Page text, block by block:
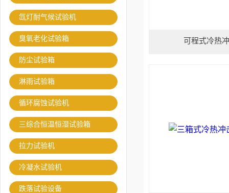
氙灯耐气候试验机
臭氧老化试验箱
防尘试验箱
淋雨试验箱
循环腐蚀试验机
三综合恒温恒湿试验箱
拉力试验机
冷凝水试验机
跌落试验设备
可程式冷热